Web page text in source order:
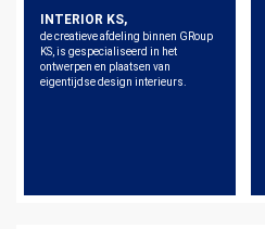
INTERIOR KS,
de creatieve afdeling binnen GRoup
KS, is gespecialiseerd in het
ontwerpen en plaatsen van
eigentijdse design interieurs.